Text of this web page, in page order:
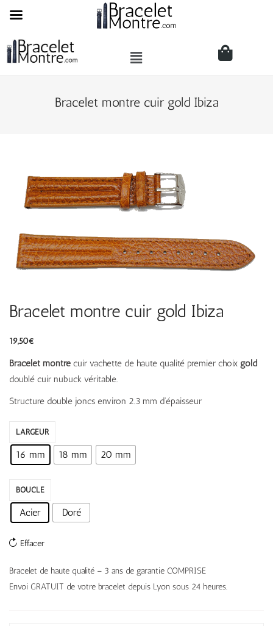
Bracelet montre cuir gold Ibiza
Bracelet montre cuir gold Ibiza
19,50€
Bracelet montre cuir vachette de haute qualité premier choix gold
doublé cuir nubuck véritable.
Structure double joncs environ 2.3 mm d’épaisseur
LARGEUR
16 mm 18 mm 20 mm
BOUCLE
Acier Doré
Effacer
Bracelet de haute qualité – 3 ans de garantie COMPRISE
Envoi GRATUIT de votre bracelet depuis Lyon sous 24 heures.